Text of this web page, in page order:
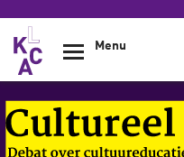
Overslaan en naar de
Menu